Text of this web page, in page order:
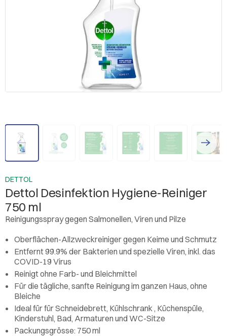
DETTOL
Dettol Desinfektion Hygiene-Reiniger
750 ml
Reinigungsspray gegen Salmonellen, Viren und Pilze
Oberflächen-Allzweckreiniger gegen Keime und Schmutz
Entfernt 99.9% der Bakterien und spezielle Viren, inkl. das
COVID-19 Virus
Reinigt ohne Farb- und Bleichmittel
Für die tägliche, sanfte Reinigung im ganzen Haus, ohne
Bleiche
Ideal für für Schneidebrett, Kühlschrank , Küchenspüle,
Kinderstuhl, Bad, Armaturen und WC-Sitze
Packungsgrösse: 750 ml